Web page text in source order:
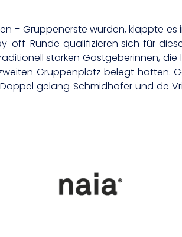
– Gruppenerste wurden, klappte
off-Runde qualifizieren sich für
starken Gastgeberinnen,
Gruppenplatz belegt hatten.
gelang Schmidhofer und de